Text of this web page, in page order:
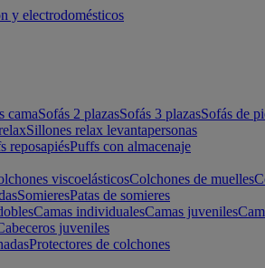
camaSofás 2 plazasSofás 3 plazasSofás de
Sillones relax levantapersonas
reposapiésPuffs con almacenaje
viscoelásticosColchones de muelles
SomieresPatas de somieres
Camas individualesCamas juveniles
juveniles
Protectores de colchones